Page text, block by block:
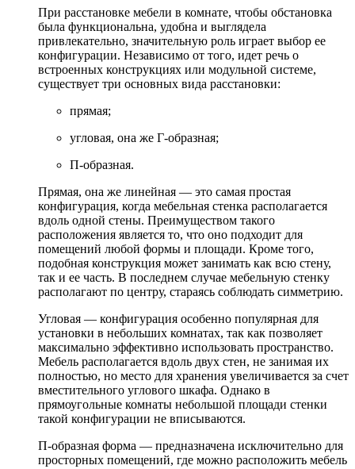
При расстановке мебели в комнате, чтобы обстановка
была функциональна, удобна и выглядела
привлекательно, значительную роль играет выбор ее
конфигурации. Независимо от того, идет речь о
встроенных конструкциях или модульной системе,
существует три основных вида расстановки:
прямая;
угловая, она же Г-образная;
П-образная.
Прямая, она же линейная — это самая простая
конфигурация, когда мебельная стенка располагается
вдоль одной стены. Преимуществом такого
расположения является то, что оно подходит для
помещений любой формы и площади. Кроме того,
подобная конструкция может занимать как всю стену,
так и ее часть. В последнем случае мебельную стенку
располагают по центру, стараясь соблюдать симметрию.
Угловая — конфигурация особенно популярная для
установки в небольших комнатах, так как позволяет
максимально эффективно использовать пространство.
Мебель располагается вдоль двух стен, не занимая их
полностью, но место для хранения увеличивается за счет
вместительного углового шкафа. Однако в
прямоугольные комнаты небольшой площади стенки
такой конфигурации не вписываются.
П-образная форма — предназначена исключительно для
просторных помещений, где можно расположить мебель